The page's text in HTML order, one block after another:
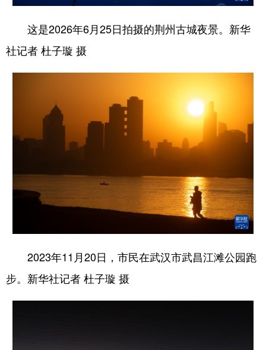
这是2026年6月25日拍摄的荆州古城夜景。新华
社记者 杜子璇 摄
2023年11月20日，市民在武汉市武昌江滩公园跑
步。新华社记者 杜子璇 摄